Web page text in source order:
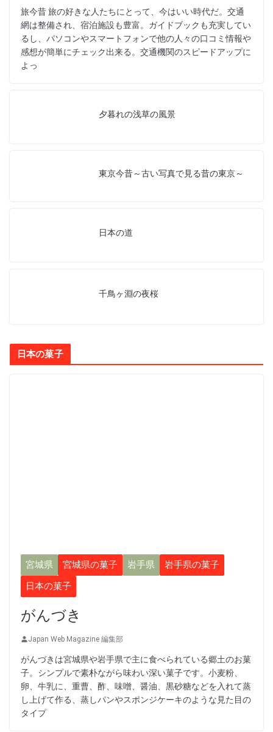
旅今昔 旅の好きな人たちにとって、今はいい時代だ。交通
網は整備され、宿泊施設も豊富。ガイドブックも充実してい
るし、パソコンやスマートフォンで他の人々の口コミ情報や
感想が簡単にチェック出来る。交通機関のスピードアップに
よっ
夕暮れの浅草の風景
東京今昔～古い写真で見る昔の東京～
日本の道
千鳥ヶ淵の夜桜
日本の菓子
宮城県 宮城県の菓子 岩手県
岩手県の菓子
日本の菓子
がんづき
Japan Web Magazine 編集部
がんづきは宮城県や岩手県で主に食べられている郷土のお菓
子。シンプルで素朴ながら味わい深い菓子です。小麦粉、
卵、牛乳に、重曹、酢、味噌、醤油、黒砂糖などを入れて蒸
し上げて作る、蒸しパンやスポンジケーキのような見た目の
タイプ